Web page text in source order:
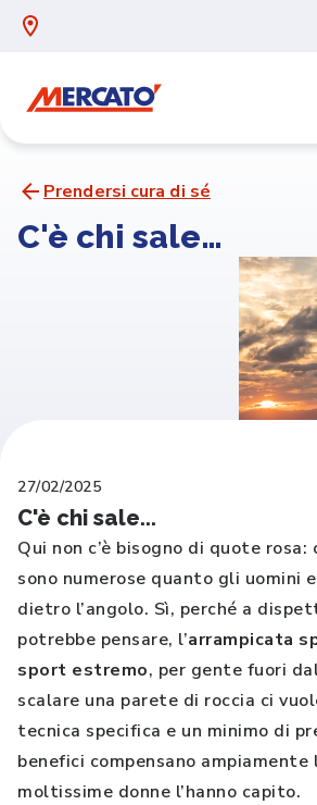
Prendersi cura di sé
C'è chi sale…
27/02/2025
C'è chi sale...
Qui non c’è bisogno di quote rosa:
sono numerose quanto gli uomini
dietro l’angolo. Sì, perché a
potrebbe pensare, l’arrampicata
sport estremo, per gente fuori
scalare una parete di roccia ci
tecnica specifica e un minimo di
benefici compensano ampiamente
moltissime donne l’hanno capito.